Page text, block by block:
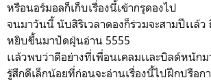
หรือนอร์มอลก็เก็บเรื่องนี้เข้ากรุดองไป
จนมาวันนี้ นับสิริเวลาดองก็ร่วมจะสามปีเเล้ว
หยิบขึ้นมาปัดฝุ่นอ่าน 5555
เเล้วพบว่าดีอย่างที่เพื่อนเคลมเเละบิลด์หนักม
รู้สึกดีเล็กน้อยที่ก่อนจะอ่านเรื่องนี้ไปฝึกปรือก